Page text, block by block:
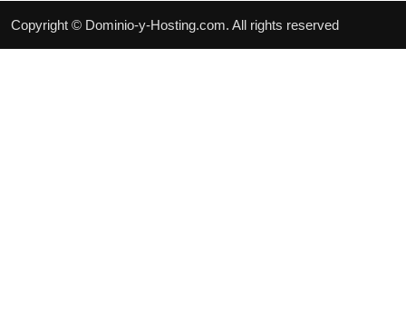
Copyright © Dominio-y-Hosting.com. All rights reserved